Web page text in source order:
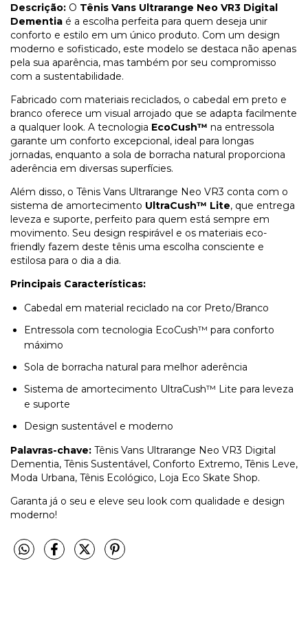
Descrição: O Tênis Vans Ultrarange Neo VR3 Digital
Dementia é a escolha perfeita para quem deseja unir
conforto e estilo em um único produto. Com um design
moderno e sofisticado, este modelo se destaca não apenas
pela sua aparência, mas também por seu compromisso
com a sustentabilidade.
Fabricado com materiais reciclados, o cabedal em preto e
branco oferece um visual arrojado que se adapta facilmente
a qualquer look. A tecnologia EcoCush™ na entressola
garante um conforto excepcional, ideal para longas
jornadas, enquanto a sola de borracha natural proporciona
aderência em diversas superfícies.
Além disso, o Tênis Vans Ultrarange Neo VR3 conta com o
sistema de amortecimento UltraCush™ Lite, que entrega
leveza e suporte, perfeito para quem está sempre em
movimento. Seu design respirável e os materiais eco-
friendly fazem deste tênis uma escolha consciente e
estilosa para o dia a dia.
Principais Características:
Cabedal em material reciclado na cor Preto/Branco
Entressola com tecnologia EcoCush™ para conforto
máximo
Sola de borracha natural para melhor aderência
Sistema de amortecimento UltraCush™ Lite para leveza
e suporte
Design sustentável e moderno
Palavras-chave: Tênis Vans Ultrarange Neo VR3 Digital
Dementia, Tênis Sustentável, Conforto Extremo, Tênis Leve,
Moda Urbana, Tênis Ecológico, Loja Eco Skate Shop.
Garanta já o seu e eleve seu look com qualidade e design
moderno!